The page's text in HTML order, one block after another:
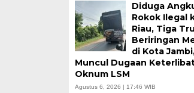
Diduga
Rokok Ilegal
Riau, Tiga
Beriringan
di Kota
Muncul Dugaan
Oknum LSM
Agustus 6, 2026 | 17:46 WIB